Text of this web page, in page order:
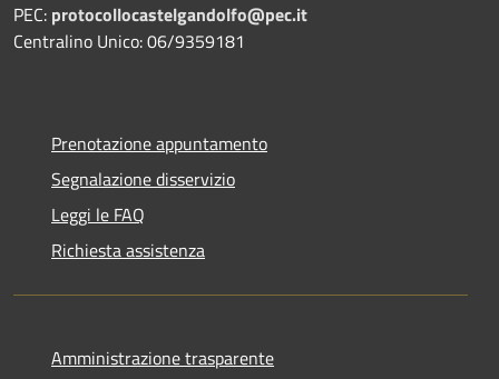
PEC: protocollocastelgandolfo@pec.it
Centralino Unico: 06/9359181
Prenotazione appuntamento
Segnalazione disservizio
Leggi le FAQ
Richiesta assistenza
Amministrazione trasparente